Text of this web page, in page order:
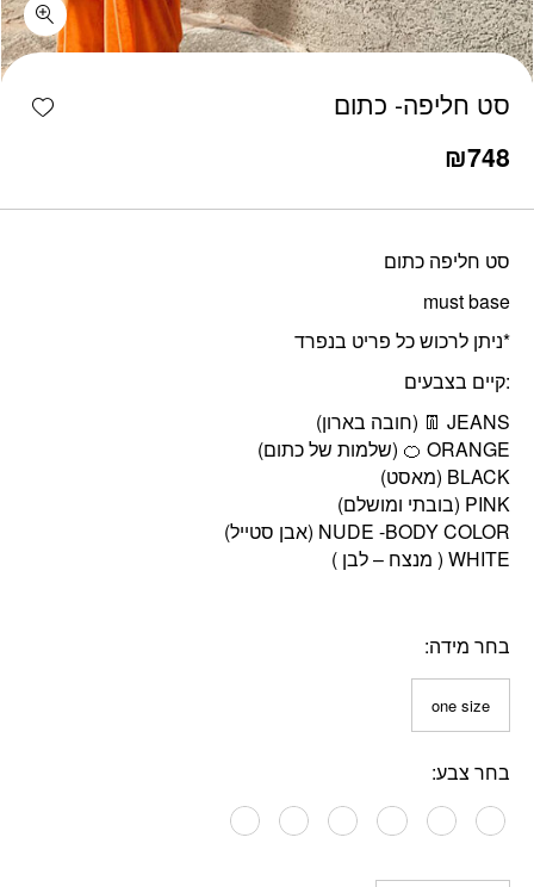
סט חליפה- כתום
₪748
סט חליפה כתום
must base
*ניתן לרכוש כל פריט בנפרד
:קיים בצבעים
👖 (חובה בארון)
🍊 (שלמות של כתום)
בחר מידה
one size
בחר צבע
כמות סט חליפה- כתום